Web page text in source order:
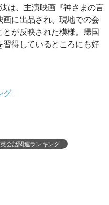
は、主演映画『神さまの言
に出品され、現地での会
が反映された模様。帰国
得しているところにも好
グ
英会話関連ランキング